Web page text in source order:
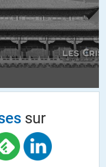
(électroménager,
parfois 2000 mètres
derniers exemplaires en
anciens salariés) de
celle-ci et confirmer.
pas la
des lacunes, chose
sur